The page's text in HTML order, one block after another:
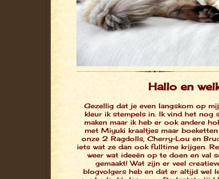
Hallo en
Gezellig dat je even langskom op
kleur ik stempels in. Ik vind het nog
maken maar ik heb er ook andere
met Miyuki kraaltjes maar
onze 2 Ragdolls, Cherry-Lou en
iets wat ze dan ook fulltime krijgen.
weer wat ideeën op te doen en val
gemaakt! Wat zijn er veel
blogvolgers heb en dat er altijd wel